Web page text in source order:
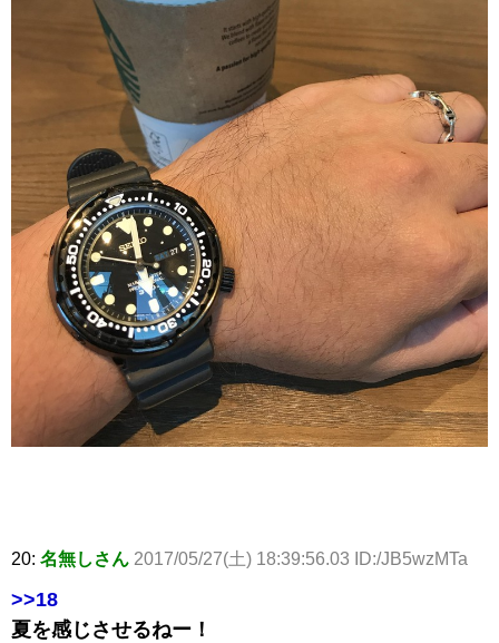
20: 名無しさん 2017/05/27(土) 18:39:56.03 ID:/JB5wzMTa
>>18
夏を感じさせるねー！